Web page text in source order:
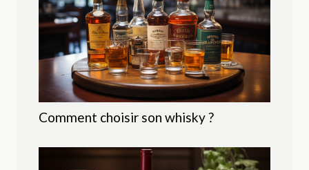
Comment choisir son whisky ?